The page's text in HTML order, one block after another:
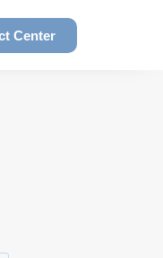
Center